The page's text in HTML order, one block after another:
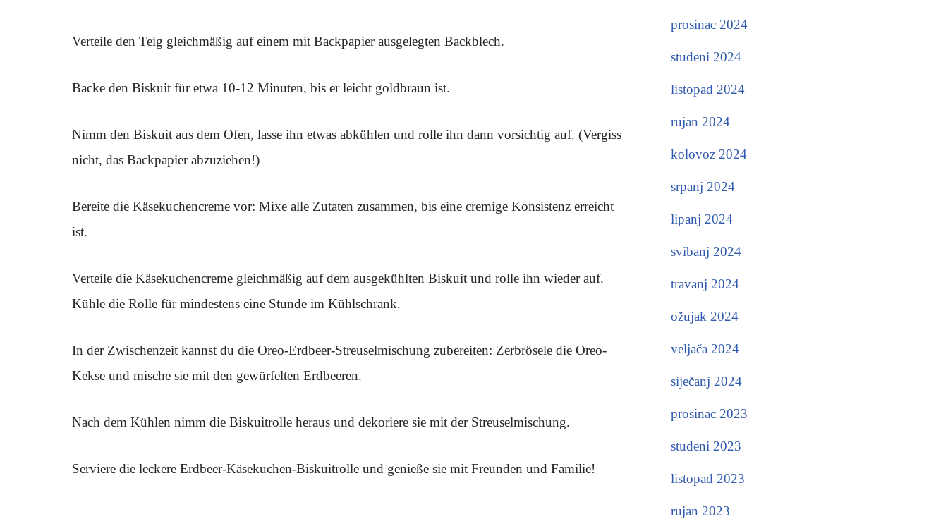
Verteile den Teig gleichmäßig auf einem mit Backpapier ausgelegten Backblech.
Backe den Biskuit für etwa 10-12 Minuten, bis er leicht goldbraun ist.
Nimm den Biskuit aus dem Ofen, lasse ihn etwas abkühlen und rolle ihn dann vorsichtig auf. (Vergiss
nicht, das Backpapier abzuziehen!)
Bereite die Käsekuchencreme vor: Mixe alle Zutaten zusammen, bis eine cremige Konsistenz erreicht
ist.
Verteile die Käsekuchencreme gleichmäßig auf dem ausgekühlten Biskuit und rolle ihn wieder auf.
Kühle die Rolle für mindestens eine Stunde im Kühlschrank.
In der Zwischenzeit kannst du die Oreo-Erdbeer-Streuselmischung zubereiten: Zerbrösele die Oreo-
Kekse und mische sie mit den gewürfelten Erdbeeren.
Nach dem Kühlen nimm die Biskuitrolle heraus und dekoriere sie mit der Streuselmischung.
Serviere die leckere Erdbeer-Käsekuchen-Biskuitrolle und genieße sie mit Freunden und Familie!
prosinac 2024
studeni 2024
listopad 2024
rujan 2024
kolovoz 2024
srpanj 2024
lipanj 2024
svibanj 2024
travanj 2024
ožujak 2024
veljača 2024
siječanj 2024
prosinac 2023
studeni 2023
listopad 2023
rujan 2023